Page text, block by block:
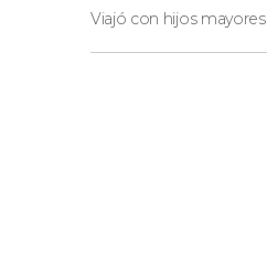
Viajó con hijos mayores